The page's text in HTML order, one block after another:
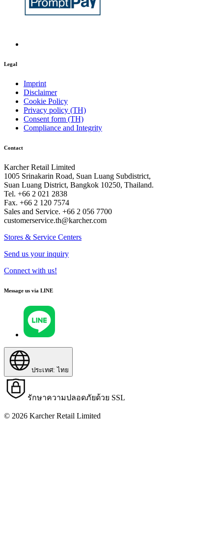
Legal
Imprint
Disclaimer
Cookie Policy
Privacy policy (TH)
Consent form (TH)
Compliance and Integrity
Contact
Karcher Retail Limited
1005 Srinakarin Road, Suan Luang Subdistrict,
Suan Luang District, Bangkok 10250, Thailand.
Tel. +66 2 021 2838
Fax. +66 2 120 7574
Sales and Service. +66 2 056 7700
customerservice.th@karcher.com
Stores & Service Centers
Send us your inquiry
Connect with us!
Message us via LINE
ประเทศ: ไทย
รักษาความปลอดภัยด้วย SSL
© 2026 Karcher Retail Limited